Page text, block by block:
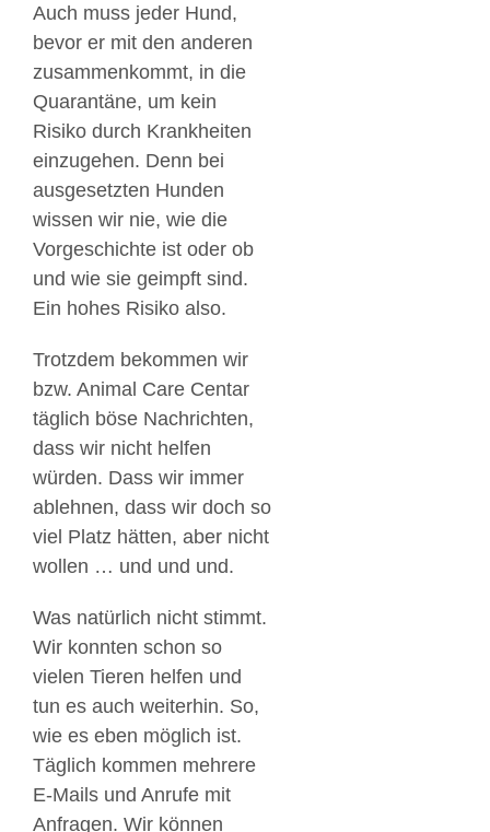
Auch muss jeder Hund,
bevor er mit den anderen
zusammenkommt, in die
Quarantäne, um kein
Risiko durch Krankheiten
einzugehen. Denn bei
ausgesetzten Hunden
wissen wir nie, wie die
Vorgeschichte ist oder ob
und wie sie geimpft sind.
Ein hohes Risiko also.
Trotzdem bekommen wir
bzw. Animal Care Centar
täglich böse Nachrichten,
dass wir nicht helfen
würden. Dass wir immer
ablehnen, dass wir doch so
viel Platz hätten, aber nicht
wollen … und und und.
Was natürlich nicht stimmt.
Wir konnten schon so
vielen Tieren helfen und
tun es auch weiterhin. So,
wie es eben möglich ist.
Täglich kommen mehrere
E-Mails und Anrufe mit
Anfragen. Wir können